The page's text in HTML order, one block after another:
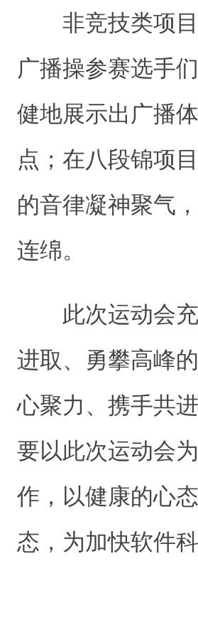
非竞技类项
广播操参赛选手
健地展示出广播
点；在八段锦项
的音律凝神聚气
连绵。
此次运动会
进取、勇攀高峰
心聚力、携手共
要以此次运动会
作，以健康的心
态，为加快软件